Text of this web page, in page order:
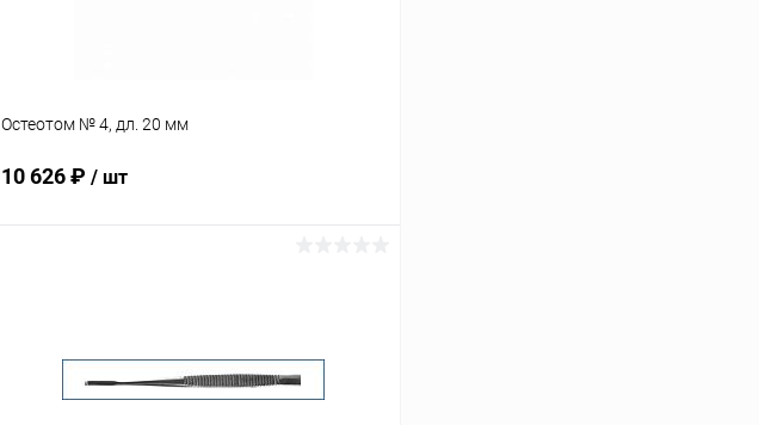
Остеотом № 4, дл. 20 мм
10 626 ₽ / шт
В избранное Под заказ